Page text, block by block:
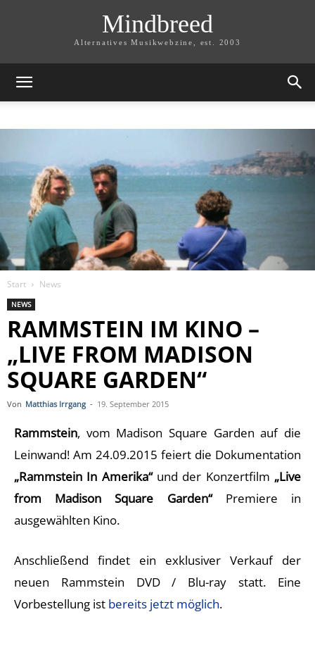
Mindbreed
Alternatives Musikwebzine, est. 2003
Start News
NEWS
RAMMSTEIN IM KINO –
„LIVE FROM MADISON
SQUARE GARDEN“
Von Matthias Irrgang - 19. September 2015
Rammstein, vom Madison Square Garden auf die
Leinwand! Am 24.09.2015 feiert die Dokumentation
„Rammstein In Amerika“und der Konzertfilm „Live
from Madison Square Garden“Premiere in
ausgewählten Kino.
Anschließend findet ein exklusiver Verkauf der
neuen Rammstein DVD / Blu-ray statt. Eine
Vorbestellung ist bereits jetzt möglich.